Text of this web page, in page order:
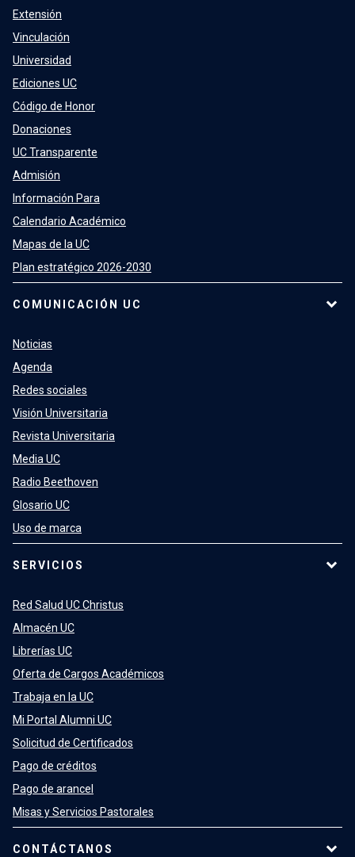
Extensión
Vinculación
Universidad
Ediciones UC
Código de Honor
Donaciones
UC Transparente
Admisión
Información Para
Calendario Académico
Mapas de la UC
Plan estratégico 2026-2030
COMUNICACIÓN UC
Noticias
Agenda
Redes sociales
Visión Universitaria
Revista Universitaria
Media UC
Radio Beethoven
Glosario UC
Uso de marca
SERVICIOS
Red Salud UC Christus
Almacén UC
Librerías UC
Oferta de Cargos Académicos
Trabaja en la UC
Mi Portal Alumni UC
Solicitud de Certificados
Pago de créditos
Pago de arancel
Misas y Servicios Pastorales
CONTÁCTANOS